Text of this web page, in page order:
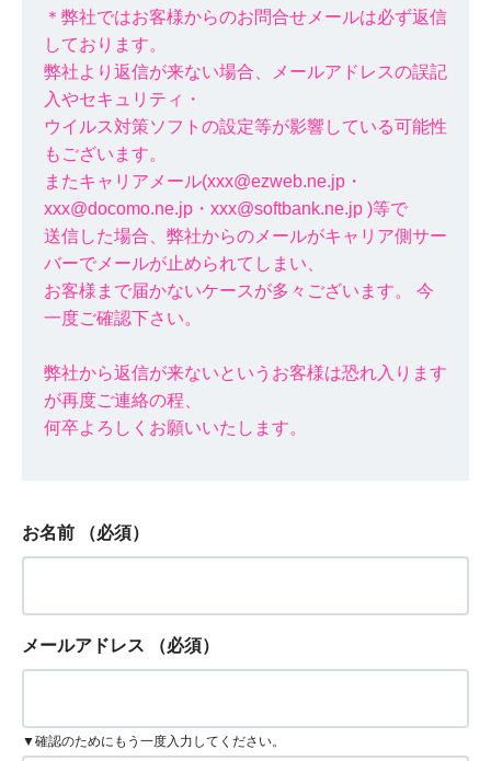
＊弊社ではお客様からのお問合せメールは必ず返信
しております。
弊社より返信が来ない場合、メールアドレスの誤記
入やセキュリティ・
ウイルス対策ソフトの設定等が影響している可能性
もございます。
またキャリアメール(xxx@ezweb.ne.jp・
xxx@docomo.ne.jp・xxx@softbank.ne.jp )等で
送信した場合、弊社からのメールがキャリア側サー
バーでメールが止められてしまい、
お客様まで届かないケースが多々ございます。 今
一度ご確認下さい。
弊社から返信が来ないというお客様は恐れ入ります
が再度ご連絡の程、
何卒よろしくお願いいたします。
お名前 （必須）
メールアドレス （必須）
▼確認のためにもう一度入力してください。